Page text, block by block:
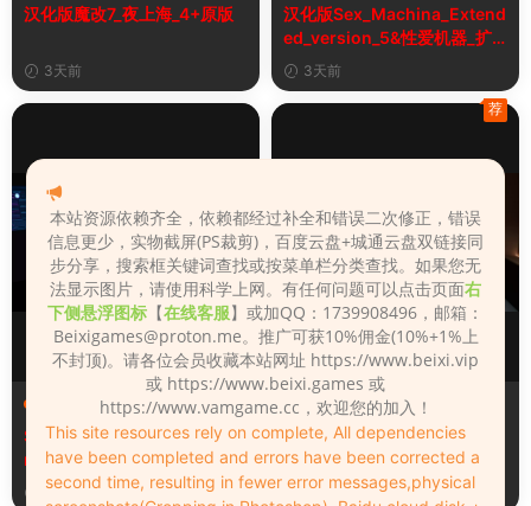
汉化版魔改7_夜上海_4+原版
3天前
汉化版Sex_Machina_Extend
ed_version_5&性爱机器_扩
展版3天前
场景（Scenes）
Sex_Machina_Extended_ve
rsion_5
3天前
场景（Scenes）
汉化版Hotel_Shower_Pleas
ure_3&酒店淋浴的乐趣
3天前
荐
本站资源依赖齐全，依赖都经过补全和错误二次修正，错误
信息更少，实物截屏(PS裁剪)，百度云盘+城通云盘双链接同
步分享，搜索框关键词查找或按菜单栏分类查找。如果您无
法显示图片，请使用科学上网。有任何问题可以点击页面右
下侧悬浮图标 【在线客服】或加QQ：1739908496，邮箱：
Beixigames@proton.me。推广可获10%佣金(10%+1%上
不封顶)。请各位会员收藏本站网址 https://www.beixi.vip
或 https://www.beixi.games 或
https://www.vamgame.cc，欢迎您的加入！
This site resources rely on complete, All dependencies
have been completed and errors have been corrected a
second time, resulting in fewer error messages,physical